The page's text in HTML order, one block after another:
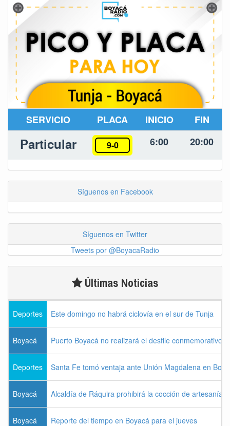
SERVICIO PLACA INICIO FIN
Particular 9-0 6:00 20:00
Síguenos en Facebook
Síguenos en Twitter
Tweets por @BoyacaRadio
Últimas Noticias
Deportes Este domingo no habrá ciclovía en el sur de Tunja
Boyacá Puerto Boyacá no realizará el desfile conmemorativo
Deportes Santa Fe tomó ventaja ante Unión Magdalena en
Boyacá Alcaldía de Ráquira prohibirá la cocción de
Boyacá Reporte del tiempo en Boyacá para el jueves